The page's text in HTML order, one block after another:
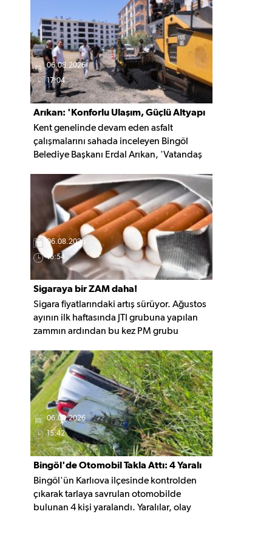
06.08.2026
17:04
Arıkan: 'Konforlu Ulaşım, Güçlü Altyapı
İçin Çalışıyoruz'
Kent genelinde devam eden asfalt
çalışmalarını sahada inceleyen Bingöl
Belediye Başkanı Erdal Arıkan, 'Vatandaş
hayatına kattığı konforu hatırlar' diyerek,
ulaşım yatırımlarında kalıcı ve güvenli
çözümleri öncelediklerini söyledi. Arıkan,
bu sezon yaklaşık 40 bin ton asfalt serimi
gerçekleştirileceğini belirtti.
06.08.2026
16:54
Sigaraya bir ZAM daha!
Sigara fiyatlarındaki artış sürüyor. Ağustos
ayının ilk haftasında JTI grubuna yapılan
zammın ardından bu kez PM grubu
gruptaki en ucuz sigara 120 TL, en pahalı
sigara ise 140 TL'ye yükseldi.
06.08.2026
15:42
Bingöl'de Otomobil Takla Attı: 4 Yaralı
Bingöl'ün Karlıova ilçesinde kontrolden
çıkarak tarlaya savrulan otomobilde
bulunan 4 kişi yaralandı. Yaralılar, olay